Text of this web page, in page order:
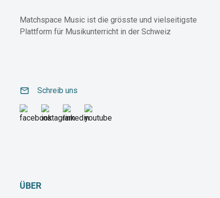
Matchspace Music ist die grösste und vielseitigste
Plattform für Musikunterricht in der Schweiz
email Schreib uns
ÜBER